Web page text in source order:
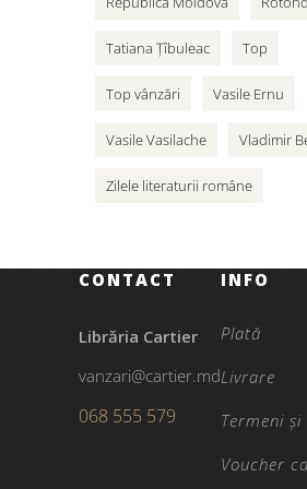
Tatiana Țîbuleac Top
Top vânzări Vasile Ernu
Vasile Vasilache Vladimir
Zilele literaturii române
CONTACT
Librăria Cartier
vanzari@cartier.md
068 555 579
INFO
Plată
Livrare
Termeni
Voucher